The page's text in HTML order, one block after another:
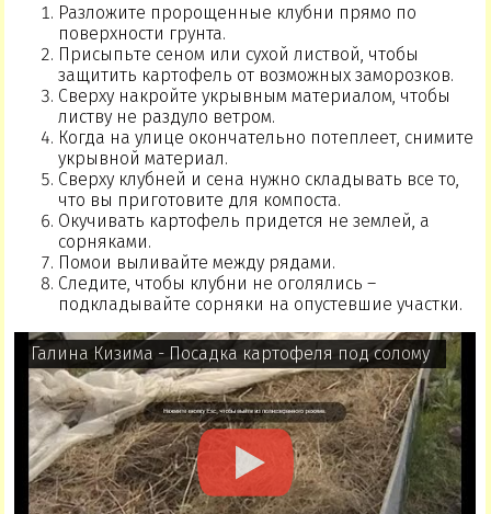
Разложите пророщенные клубни прямо по
поверхности грунта.
Присыпьте сеном или сухой листвой, чтобы
защитить картофель от возможных заморозков.
Сверху накройте укрывным материалом, чтобы
листву не раздуло ветром.
Когда на улице окончательно потеплеет, снимите
укрывной материал.
Сверху клубней и сена нужно складывать все то,
что вы приготовите для компоста.
Окучивать картофель придется не землей, а
сорняками.
Помои выливайте между рядами.
Следите, чтобы клубни не оголялись –
подкладывайте сорняки на опустевшие участки.
Галина Кизима - Посадка картофеля под солому